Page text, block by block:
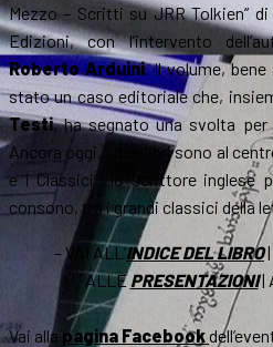
Mezzo – Scritti su JRR Tolkien”
Edizioni, con l’intervento
Roberto Arduini. Il volume,
stato un caso editoriale che,
Testi, ha segnato una svolta
Ancora oggi, i due libri sono al
e i Classici”, lo scrittore inglese
consono, tra i grandi classici della
– VAI ALL’INDICE DEL LIBRO|
ALLEPRESENTAZIONI|
Vai alla pagina Facebook